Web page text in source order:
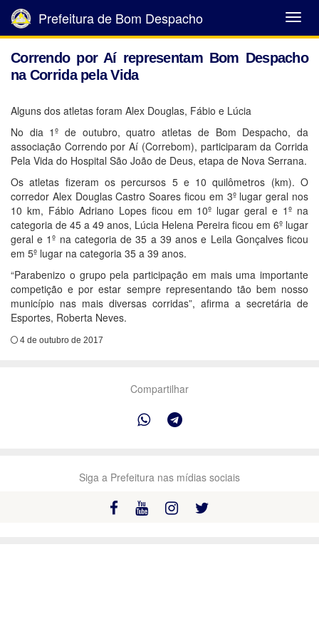
Abrir
Menu
Prefeitura de Bom Despacho
Correndo por Aí representam Bom Despacho
na Corrida pela Vida
Alguns dos atletas foram Alex Douglas, Fábio e Lúcia
No dia 1º de outubro, quatro atletas de Bom Despacho, da
associação Correndo por Aí (Correbom), participaram da Corrida
Pela Vida do Hospital São João de Deus, etapa de Nova Serrana.
Os atletas fizeram os percursos 5 e 10 quilômetros (km). O
corredor Alex Douglas Castro Soares ficou em 3º lugar geral nos
10 km, Fábio Adriano Lopes ficou em 10º lugar geral e 1º na
categoria de 45 a 49 anos, Lúcia Helena Pereira ficou em 6º lugar
geral e 1º na categoria de 35 a 39 anos e Leila Gonçalves ficou
em 5º lugar na categoria 35 a 39 anos.
“Parabenizo o grupo pela participação em mais uma importante
competição e por estar sempre representando tão bem nosso
município nas mais diversas corridas”, afirma a secretária de
Esportes, Roberta Neves.
4 de outubro de 2017
Compartilhar
Siga a Prefeitura nas mídias sociais